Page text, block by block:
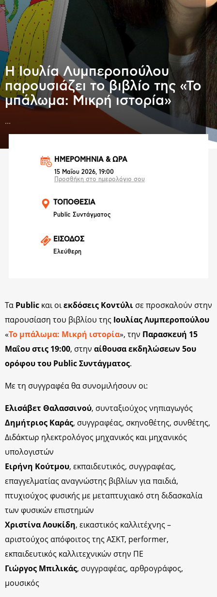
Η Ιουλία Λυμπεροπούλου
παρουσιάζει το βιβλίο της «Το
μπάλωμα: Μικρή ιστορία»
...
ΗΜΕΡΟΜΗΝΙΑ & ΩΡΑ
15 Μαΐου 2026, 19:00
Προσθήκη στο ημερολόγιο σου
ΤΟΠΟΘΕΣΙΑ
Public Συντάγματος
ΕΙΣΟΔΟΣ
Ελεύθερη
Τα Public και οιεκδόσεις Κοντύλι σε προσκαλούν στην
παρουσίαση του βιβλίου της Ιουλίας Λυμπεροπούλου
«Το μπάλωμα: Μικρή ιστορία», την Παρασκευή 15
Μαΐου στις 19:00, στην αίθουσα εκδηλώσεων 5ου
ορόφου του Public Συντάγματος.
Με τη συγγραφέα θα συνομιλήσουν οι:
Ελισάβετ Θαλασσινού, συνταξιούχος νηπιαγωγός
Δημήτριος Καράς, συγγραφέας, σκηνοθέτης, συνθέτης,
Διδάκτωρ ηλεκτρολόγος μηχανικός και μηχανικός
υπολογιστών
Ειρήνη Κούτμου, εκπαιδευτικός, συγγραφέας,
επαγγελματίας αναγνώστης βιβλίων για παιδιά,
πτυχιούχος φυσικής με μεταπτυχιακό στη διδασκαλία
των φυσικών επιστημών
Χριστίνα Λουκίδη, εικαστικός καλλιτέχνης –
αριστούχος απόφοιτος της ΑΣΚΤ, performer,
εκπαιδευτικός καλλιτεχνικών στην ΠΕ
Γιώργος Μπιλικάς, συγγραφέας, αρθρογράφος,
μουσικός